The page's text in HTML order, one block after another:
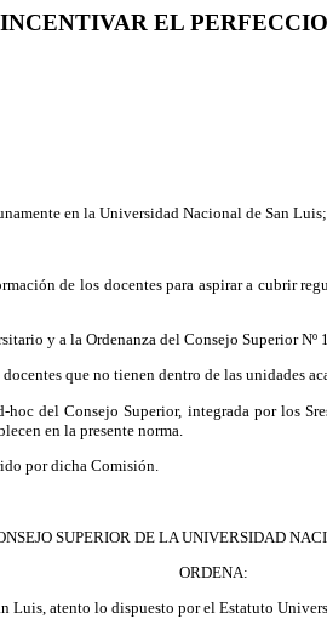
EL
en la Universidad Nacional de San
de los docentes para aspirar a cubrir
y a la Ordenanza del Consejo Superior Nº
que no tienen dentro de las unidades
del Consejo Superior, integrada por los
en la presente norma.
por dicha Comisión.
SUPERIOR DE LA UNIVERSIDAD
ORDENA:
atento lo dispuesto por el Estatuto